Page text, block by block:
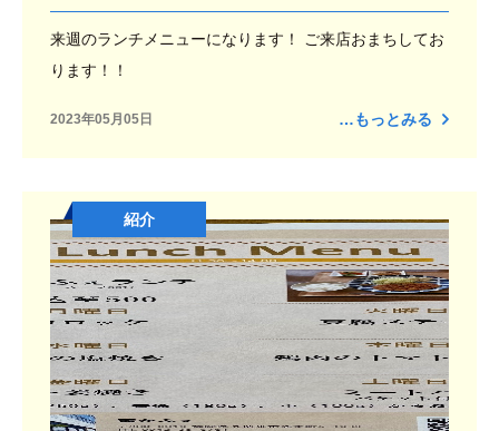
来週のランチメニューになります！ ご来店おまちしてお
2023年05月05日 …もっとみる
紹介